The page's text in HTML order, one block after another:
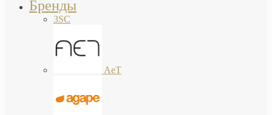
Бренды
3SC
AeT